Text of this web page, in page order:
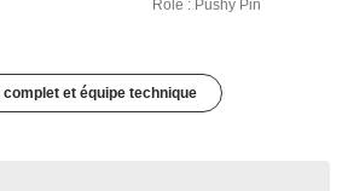
Rôle : Pushy Pin
et équipe technique